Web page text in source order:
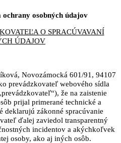
ochrany osobných údajov
O SPRACÚVAVANÍ
ÚDAJOV
Novozámocká 601/91, 94107
prevádzkovateľ webového sídla
že na zaistenie
prijal primerané technické a
deklarujú zákonné spracúvanie
ďalej zaviedol transparentný
incidentov a akýchkoľvek
osoby, ako aj iných osôb.